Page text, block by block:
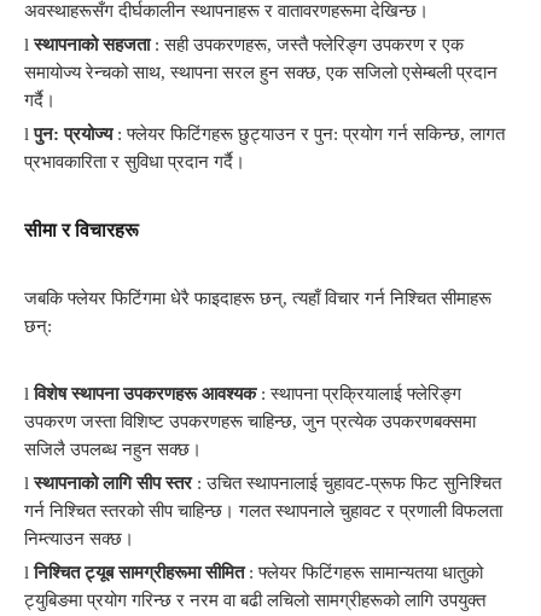
अवस्थाहरूसँग दीर्घकालीन स्थापनाहरू र वातावरणहरूमा देखिन्छ।
lस्थापनाको सहजता: सही उपकरणहरू, जस्तै फ्लेरिङ्ग उपकरण र एक
समायोज्य रेन्चको साथ, स्थापना सरल हुन सक्छ, एक सजिलो एसेम्बली प्रदान
गर्दै।
lपुन: प्रयोज्य : फ्लेयर फिटिंगहरू छुट्याउन र पुन: प्रयोग गर्न सकिन्छ, लागत
प्रभावकारिता र सुविधा प्रदान गर्दै।
सीमा र विचारहरू
जबकि फ्लेयर फिटिंगमा धेरै फाइदाहरू छन्, त्यहाँ विचार गर्न निश्चित सीमाहरू
छन्:
lविशेष स्थापना उपकरणहरू आवश्यक : स्थापना प्रक्रियालाई फ्लेरिङ्ग
उपकरण जस्ता विशिष्ट उपकरणहरू चाहिन्छ, जुन प्रत्येक उपकरणबक्समा
सजिलै उपलब्ध नहुन सक्छ।
lस्थापनाको लागि सीप स्तर : उचित स्थापनालाई चुहावट-प्रूफ फिट सुनिश्चित
गर्न निश्चित स्तरको सीप चाहिन्छ। गलत स्थापनाले चुहावट र प्रणाली विफलता
निम्त्याउन सक्छ।
lनिश्चित ट्यूब सामग्रीहरूमा सीमित: फ्लेयर फिटिंगहरू सामान्यतया धातुको
ट्युबिङमा प्रयोग गरिन्छ र नरम वा बढी लचिलो सामग्रीहरूको लागि उपयुक्त